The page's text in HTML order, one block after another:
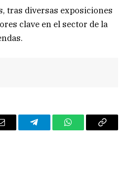
tras diversas exposiciones
clave en el sector de la
Email TelegramWhatsAppCopy